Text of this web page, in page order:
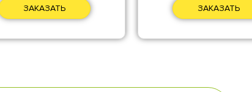
ЗАКАЗАТЬ ЗАКАЗАТЬ